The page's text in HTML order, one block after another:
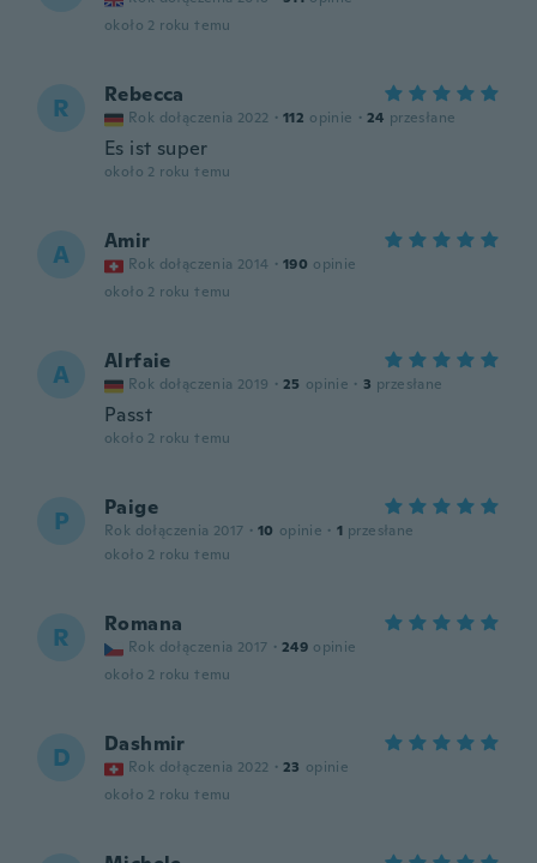
około 2 roku temu
R Rebecca
Rok dołączenia 2022 · 112 opinie · 24 przesłane
Es ist super
około 2 roku temu
A Amir
Rok dołączenia 2014 · 190 opinie
około 2 roku temu
A Alrfaie
Rok dołączenia 2019 · 25 opinie · 3 przesłane
Passt
około 2 roku temu
P Paige
Rok dołączenia 2017 · 10 opinie · 1 przesłane
około 2 roku temu
R Romana
Rok dołączenia 2017 · 249 opinie
około 2 roku temu
D Dashmir
Rok dołączenia 2022 · 23 opinie
około 2 roku temu